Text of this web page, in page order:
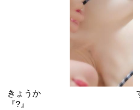
きょうか
『?』